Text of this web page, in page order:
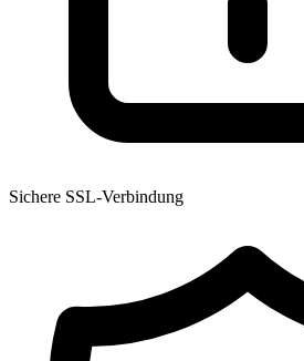
Sichere SSL-Verbindung